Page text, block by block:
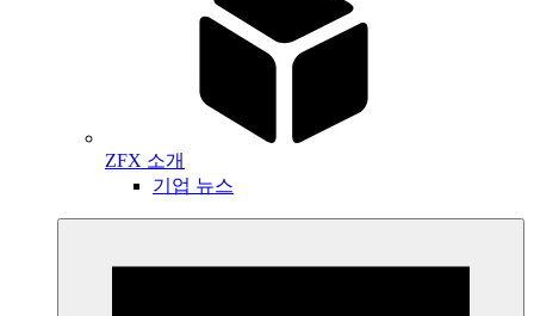
ZFX 소개
기업 뉴스